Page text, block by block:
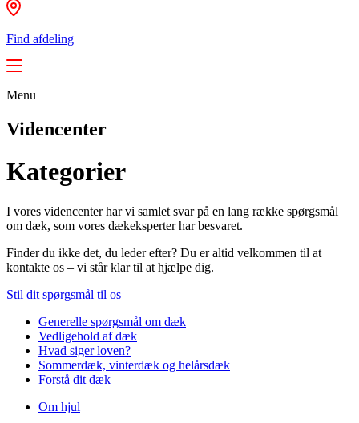
Find afdeling
Menu
Videncenter
Kategorier
I vores videncenter har vi samlet svar på en lang række spørgsmål
om dæk, som vores dækeksperter har besvaret.
Finder du ikke det, du leder efter? Du er altid velkommen til at
kontakte os – vi står klar til at hjælpe dig.
Stil dit spørgsmål til os
Generelle spørgsmål om dæk
Vedligehold af dæk
Hvad siger loven?
Sommerdæk, vinterdæk og helårsdæk
Forstå dit dæk
Om hjul